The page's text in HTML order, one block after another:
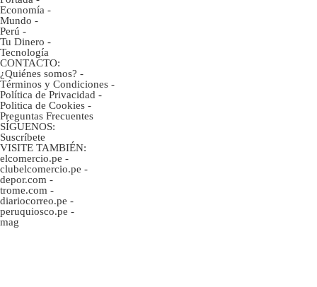
Economía -
Mundo -
Perú -
Tu Dinero -
Tecnología
CONTACTO:
¿Quiénes somos? -
Términos y Condiciones -
Política de Privacidad -
Politica de Cookies -
Preguntas Frecuentes
SÍGUENOS:
Suscríbete
VISITE TAMBIÉN:
elcomercio.pe -
clubelcomercio.pe -
depor.com -
trome.com -
diariocorreo.pe -
peruquiosco.pe -
mag